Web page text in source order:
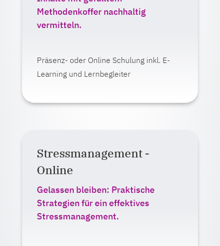
Methodenkoffer nachhaltig
vermitteln.
Präsenz- oder Online Schulung inkl. E-
Learning und Lernbegleiter
E-Learning
Live-Veranstaltung (Präsenz)
Mehr erfahren
Stressmanagement -
Online
Gelassen bleiben: Praktische
Strategien für ein effektives
Stressmanagement.
Auf einen Blick:
E-Learning
Live-Veranstaltung (online oder